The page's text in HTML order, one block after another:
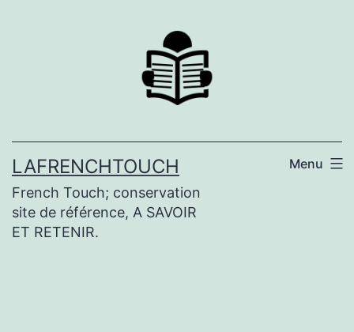
LAFRENCHTOUCH
French Touch; conservation
site de référence, A SAVOIR
ET RETENIR.
Menu